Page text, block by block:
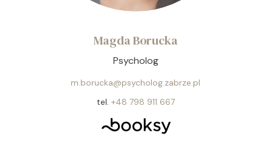
Magda Borucka
Psycholog
m.borucka@psycholog.zabrze.pl
tel. +48 798 911 667